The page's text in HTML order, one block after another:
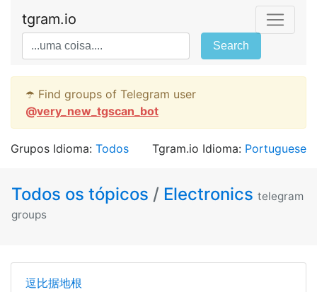
tgram.io
Search
☂️ Find groups of Telegram user
@very_new_tgscan_bot
Grupos Idioma: Todos Tgram.io Idioma: Portuguese
Todos os tópicos / Electronics telegram
groups
逗比据地根